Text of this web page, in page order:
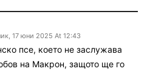
17 юни 2025 At 12:43
псе, което не заслужава
на Макрон, защото ще го